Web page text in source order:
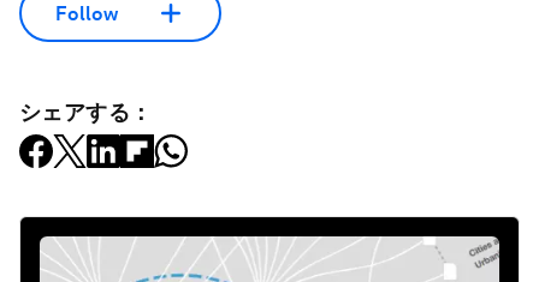
Follow
シェアする：